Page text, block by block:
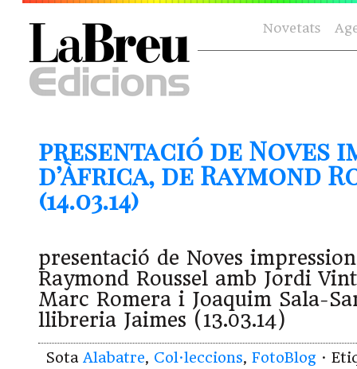
Novetats
presentació de Noves
d’Àfrica, de Raymond
(14.03.14)
presentació de Noves
Raymond Roussel amb Jordi
Marc Romera i Joaquim Sala-
llibreria Jaimes (13.03.14)
Sota Alabatre, Col·leccions, FotoBlog ·